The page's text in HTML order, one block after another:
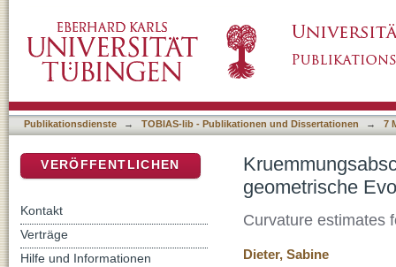
Publikationsdienste → TOBIAS-lib - Publikationen und Dissertationen → 7
geometrische
Curvature estimates
Dieter, Sabine
VERÖFFENTLICHEN
Kontakt
Verträge
Hilfe und Informationen